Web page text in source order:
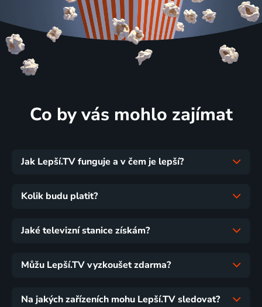
Co by vás mohlo zajímat
Jak Lepší.TV funguje a v čem je lepší?
Kolik budu platit?
Jaké televizní stanice získám?
Můžu Lepší.TV vyzkoušet zdarma?
Na jakých zařízeních mohu Lepší.TV sledovat?